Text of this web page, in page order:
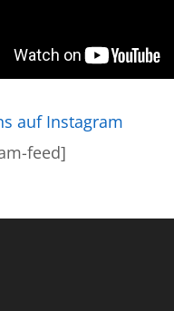
auf Instagram
feed]